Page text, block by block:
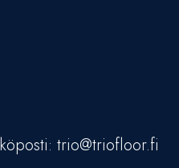
trio@triofloor.fi